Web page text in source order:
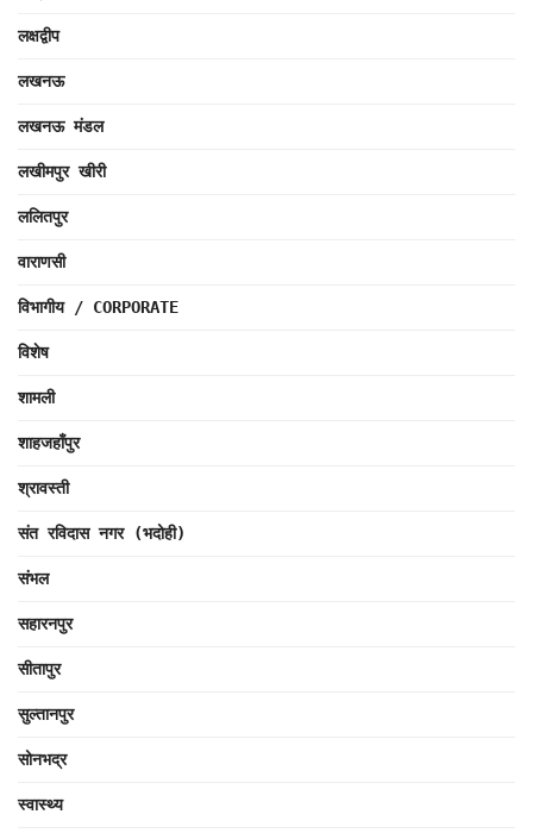
लक्षद्वीप
लखनऊ
लखनऊ मंडल
लखीमपुर खीरी
ललितपुर
वाराणसी
विभागीय / CORPORATE
विशेष
शामली
शाहजहाँपुर
श्रावस्ती
संत रविदास नगर (भदोही)
संभल
सहारनपुर
सीतापुर
सुल्तानपुर
सोनभद्र
स्वास्थ्य